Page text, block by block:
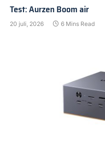
Test: Aurzen Boom air
20 juli, 2026 6 Mins Read